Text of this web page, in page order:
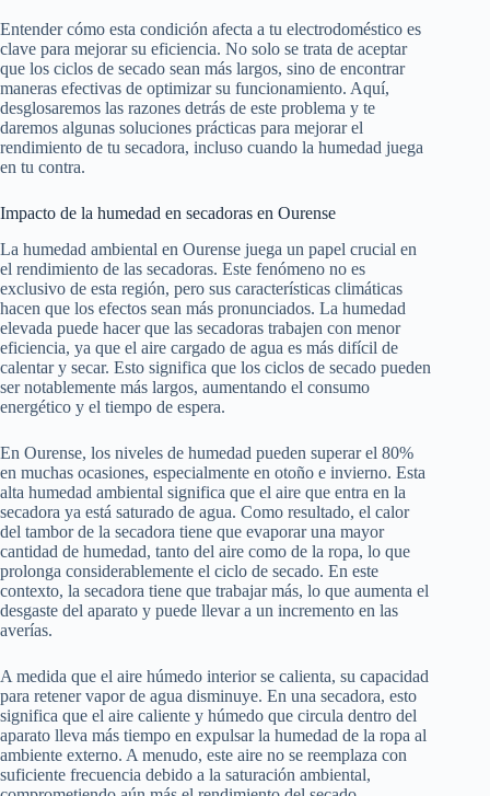
Entender cómo esta condición afecta a tu electrodoméstico es
clave para mejorar su eficiencia. No solo se trata de aceptar
que los ciclos de secado sean más largos, sino de encontrar
maneras efectivas de optimizar su funcionamiento. Aquí,
desglosaremos las razones detrás de este problema y te
daremos algunas soluciones prácticas para mejorar el
rendimiento de tu secadora, incluso cuando la humedad juega
en tu contra.
Impacto de la humedad en secadoras en Ourense
La humedad ambiental en Ourense juega un papel crucial en
el rendimiento de las secadoras. Este fenómeno no es
exclusivo de esta región, pero sus características climáticas
hacen que los efectos sean más pronunciados. La humedad
elevada puede hacer que las secadoras trabajen con menor
eficiencia, ya que el aire cargado de agua es más difícil de
calentar y secar. Esto significa que los ciclos de secado pueden
ser notablemente más largos, aumentando el consumo
energético y el tiempo de espera.
En Ourense, los niveles de humedad pueden superar el 80%
en muchas ocasiones, especialmente en otoño e invierno. Esta
alta humedad ambiental significa que el aire que entra en la
secadora ya está saturado de agua. Como resultado, el calor
del tambor de la secadora tiene que evaporar una mayor
cantidad de humedad, tanto del aire como de la ropa, lo que
prolonga considerablemente el ciclo de secado. En este
contexto, la secadora tiene que trabajar más, lo que aumenta el
desgaste del aparato y puede llevar a un incremento en las
averías.
A medida que el aire húmedo interior se calienta, su capacidad
para retener vapor de agua disminuye. En una secadora, esto
significa que el aire caliente y húmedo que circula dentro del
aparato lleva más tiempo en expulsar la humedad de la ropa al
ambiente externo. A menudo, este aire no se reemplaza con
suficiente frecuencia debido a la saturación ambiental,